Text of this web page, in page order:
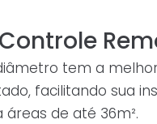
tem a
facilitando sua
de até 36m².